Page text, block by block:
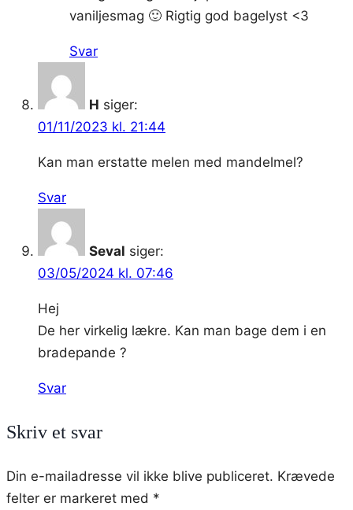
vaniljesmag 🙂 Rigtig god bagelyst <3
Svar
H siger:
01/11/2023 kl. 21:44
Kan man erstatte melen med mandelmel?
Svar
Seval siger:
03/05/2024 kl. 07:46
Hej
De her virkelig lækre. Kan man bage dem i en
bradepande ?
Svar
Skriv et svar
Din e-mailadresse vil ikke blive publiceret. Krævede
felter er markeret med *